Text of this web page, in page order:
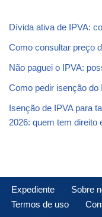
Dívida ativa de IPVA:
Como consultar preço
Não paguei o IPVA:
Como pedir isenção do
Isenção de IPVA para
2026: quem tem direito
Expediente Sobre
Termos de uso